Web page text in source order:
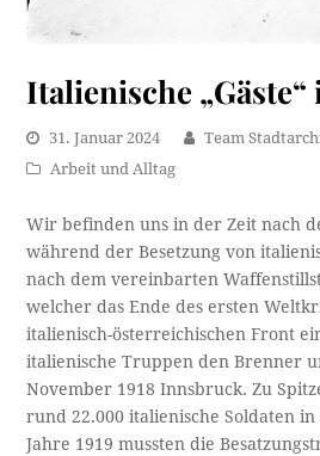
Italienische
31. Januar 2024
Team
Arbeit und Alltag
Wir befinden uns in der Zeit nach
während der Besetzung von
nach dem vereinbarten
welcher das Ende des ersten
italienisch-österreichischen Front
italienische Truppen den Brenner
November 1918 Innsbruck. Zu
rund 22.000 italienische Soldaten
Jahre 1919 mussten die